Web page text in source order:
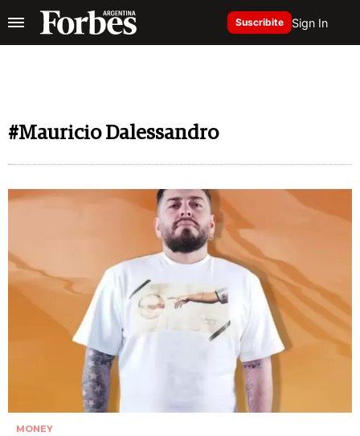
Suscribite Sign In
#Mauricio Dalessandro
MONEY